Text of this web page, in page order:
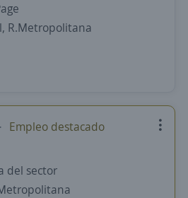
R.Metropolitana
Empleo destacado
del sector